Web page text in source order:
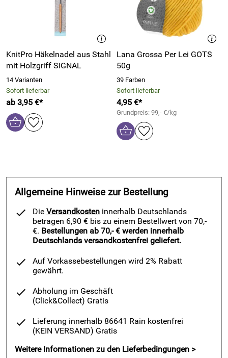
werden. Sie variieren dann in der Größe und dem Aussehen.
Geschrieben ist die Anleitung für ein kleines Osternest aus
(50m/50g), sowie eine Häkelnadel 7mm.
Materialbedarf:
1 Knäuel Feltro von
Lana Grossa
belieben)
Häkelnadel NS 7mm
Die Anleitung ist im Pdf-Format und kann direkt
hinzugefügt werden.
Sie erhalten eine Anleitung,nichtden fertigen Korb. Das
Material muss seperat erworben werden.
© Fluse und Fussel 2022 alle Rechte vorbehalten. Diese
Verkauf oder die Weitergabe der Anleitung ist untersagt.
Kontaktformular im Shop unter www.Fluse-und-Fussel.de
oder per eMail an info@fluse-und-fussel.de gestellt werden.
Postkartenanleitungen, sowie unsere Strickpakete.
KnitPro Häkelnadel aus Stahl
mit Holzgriff SIGNAL
14 Varianten
Sofort lieferbar
ab 3,95 €*
Lana Grossa Per Lei GOTS
50g
39 Farben
Sofort lieferbar
4,95 €*
Grundpreis: 99,- €/kg
Allgemeine Hinweise zur Bestellung
Die Versandkosten innerhalb Deutschlands
betragen 6,90 € bis zu einem Bestellwert von 70,-
€. Bestellungen ab 70,- € werden innerhalb
Deutschlands versandkostenfrei geliefert.
Auf Vorkassebestellungen wird 2% Rabatt
gewährt.
Abholung im Geschäft
(Click&Collect) Gratis
Lieferung innerhalb 86641 Rain kostenfrei
(KEIN VERSAND) Gratis
Weitere Informationen zu den Lieferbedingungen >